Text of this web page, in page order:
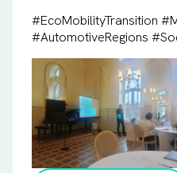
#EcoMobilityTransition
#AutomotiveRegions